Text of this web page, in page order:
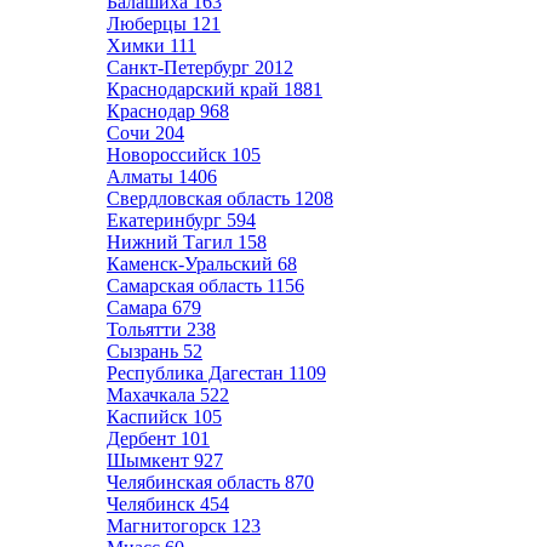
Люберцы 121
Химки 111
Санкт-Петербург 2012
Краснодарский край 1881
Краснодар 968
Сочи 204
Новороссийск 105
Алматы 1406
Свердловская область 1208
Екатеринбург 594
Нижний Тагил 158
Каменск-Уральский 68
Самарская область 1156
Самара 679
Тольятти 238
Сызрань 52
Республика Дагестан 1109
Махачкала 522
Каспийск 105
Дербент 101
Шымкент 927
Челябинская область 870
Челябинск 454
Магнитогорск 123